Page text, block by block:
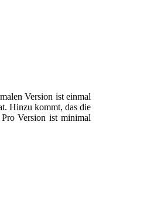
Version ist einmal
Hinzu kommt, das die
Version ist minimal